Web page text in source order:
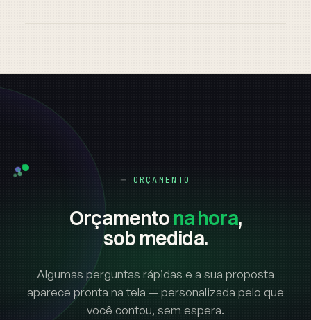
ORÇAMENTO
Orçamento na hora,
sob medida.
Algumas perguntas rápidas e a sua proposta
aparece pronta na tela — personalizada pelo que
você contou, sem espera.